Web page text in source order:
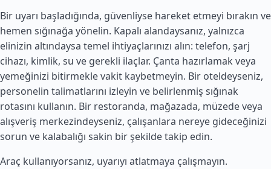
Bir uyarı başladığında, güvenliyse hareket etmeyi bırakın ve
hemen sığınağa yönelin. Kapalı alandaysanız, yalnızca
elinizin altındaysa temel ihtiyaçlarınızı alın: telefon, şarj
cihazı, kimlik, su ve gerekli ilaçlar. Çanta hazırlamak veya
yemeğinizi bitirmekle vakit kaybetmeyin. Bir oteldeyseniz,
personelin talimatlarını izleyin ve belirlenmiş sığınak
rotasını kullanın. Bir restoranda, mağazada, müzede veya
alışveriş merkezindeyseniz, çalışanlara nereye gideceğinizi
sorun ve kalabalığı sakin bir şekilde takip edin.
Araç kullanıyorsanız, uyarıyı atlatmaya çalışmayın.